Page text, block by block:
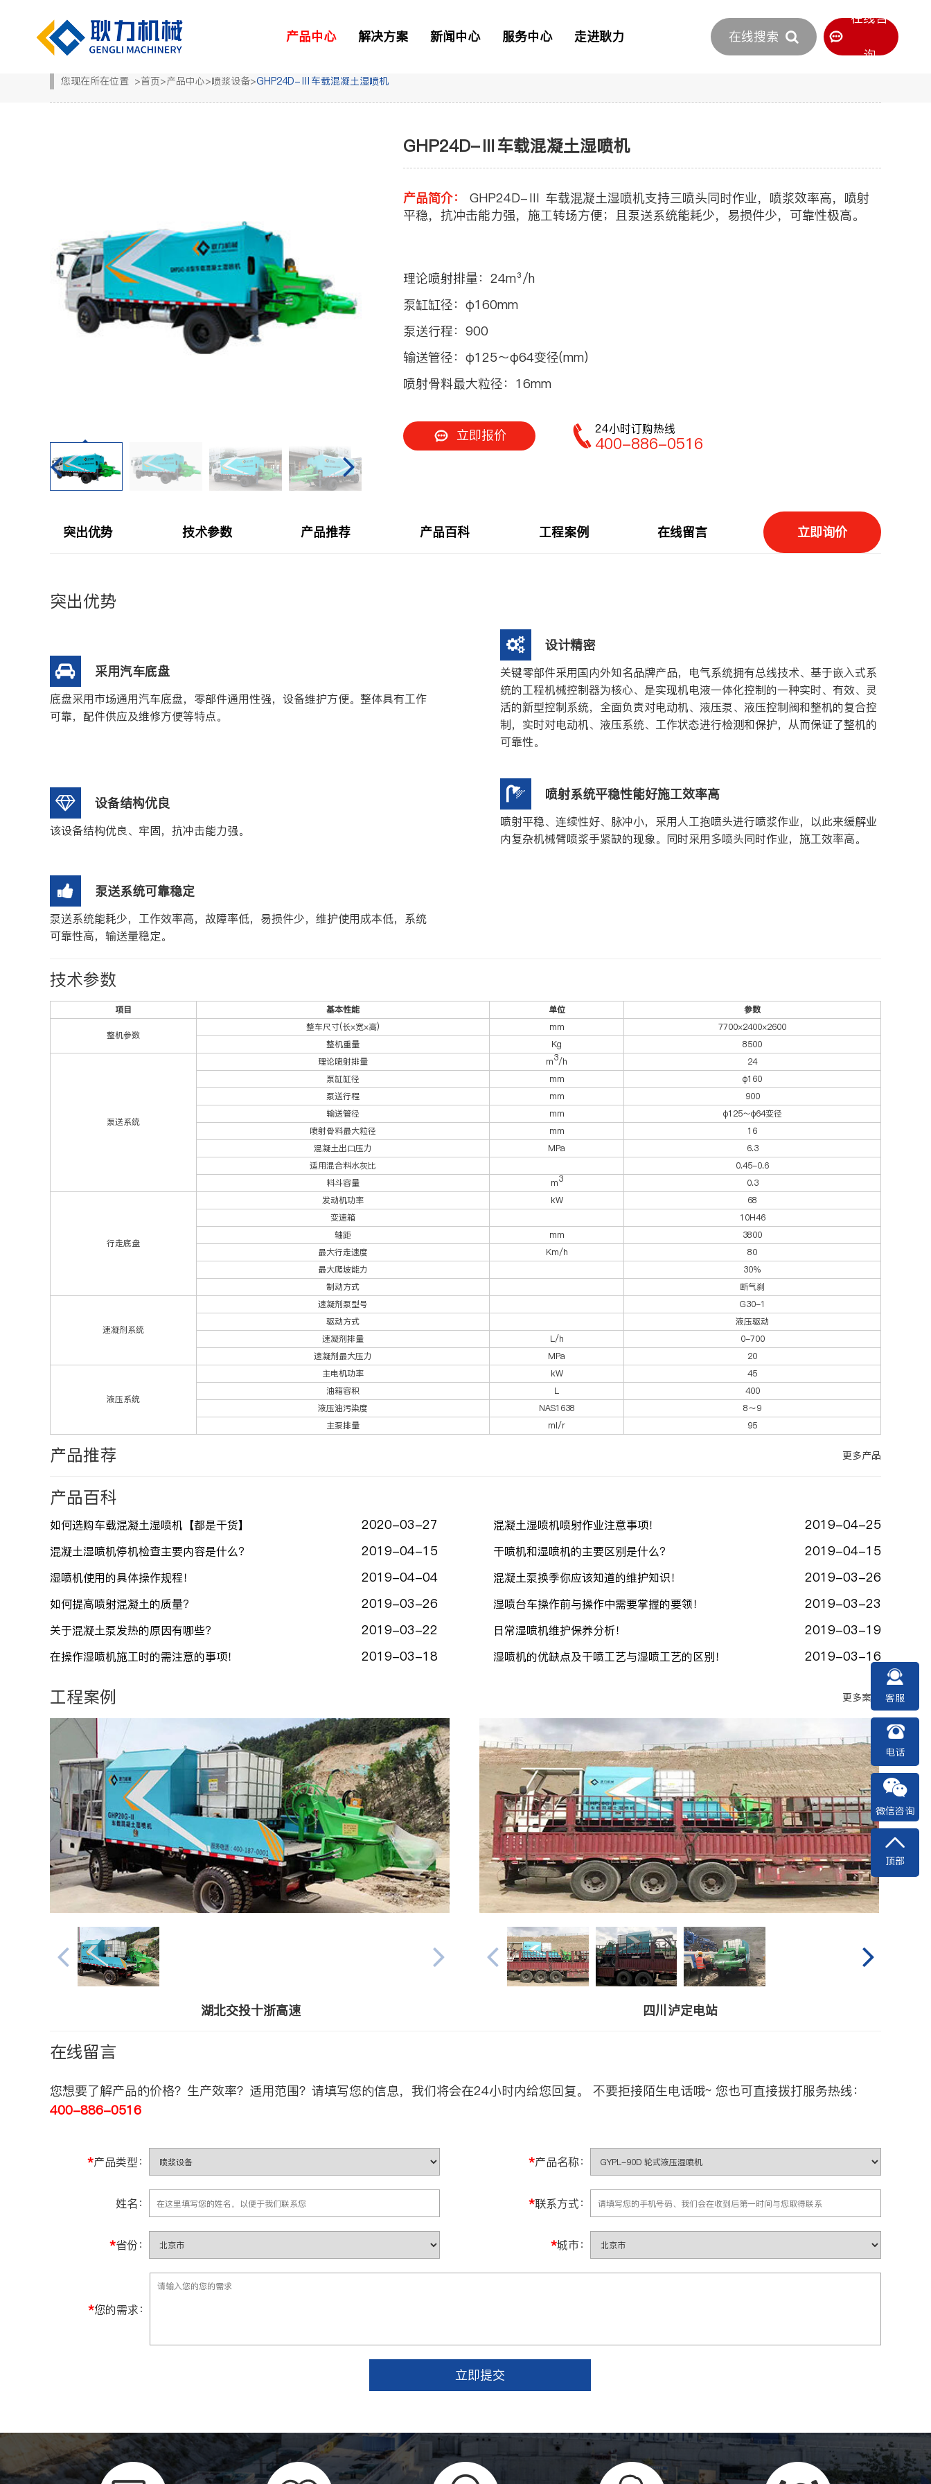
产品中心
UPS-20JTB混凝土喷射车
UPS-15JT矿用混凝土喷射车
SPB9-T 湿式混凝土喷射机
CYTJ76矿用掘进台车
PC/PS转子式混凝土喷射机
JSY-150矿用搅拌机
查看更多
湿喷设备
隧道输送泵
凿岩设备
注浆设备
二衬台车
空气压缩机
隧道风机
400-886-0516
解决方案 新闻中心 服务中心 走进耿力 在线搜索
在线咨
询
您现在所在位置 >首页>产品中心>喷浆设备>GHP24D-Ⅲ车载混凝土湿喷机
GHP24D-Ⅲ车载混凝土湿喷机
产品简介：
平稳，抗冲击能力强，施工转场方便；且泵送系统能耗少，易损件少，可靠性极高。
理论喷射排量： 24m³/h
泵缸缸径： φ160mm
泵送行程： 900
输送管径： φ125～φ64变径(mm)
喷射骨料最大粒径： 16mm
立即报价 24小时订购热线
400-886-0516
突出优势 技术参数 产品推荐 产品百科 工程案例 在线留言 立即询价
突出优势
采用汽车底盘
底盘采用市场通用汽车底盘，零部件通用性强，设备维护方便。整体具有工作
可靠，配件供应及维修方便等特点。
设计精密
关键零部件采用国内外知名品牌产品，电气系统拥有总线技术、基于嵌入式系
统的工程机械控制器为核心、是实现机电液一体化控制的一种实时、有效、灵
活的新型控制系统，全面负责对电动机、液压泵、液压控制阀和整机的复合控
制，实时对电动机、液压系统、工作状态进行检测和保护，从而保证了整机的
可靠性。
设备结构优良
该设备结构优良、牢固，抗冲击能力强。
喷射系统平稳性能好施工效率高
喷射平稳、连续性好、脉冲小，采用人工抱喷头进行喷浆作业，以此来缓解业
内复杂机械臂喷浆手紧缺的现象。同时采用多喷头同时作业，施工效率高。
泵送系统可靠稳定
泵送系统能耗少，工作效率高，故障率低，易损件少，维护使用成本低，系统
可靠性高，输送量稳定。
技术参数
项目 基本性能 单位 参数
整机参数
整车尺寸(长×宽×高) mm
7700×2400×2600
整机重量
Kg 8500
泵送系统
理论喷射排量 m3/h
24
泵缸缸径
mm
φ160
泵送行程
mm
900
输送管径
mm
φ125～φ64变径
喷射骨料最大粒径
mm
16
混凝土出口压力
MPa
6.3
适用混合料水灰比
0.45-0.6
料斗容量
m3 0.3
行走底盘
发动机功率 kW
68
变速箱
10H46
轴距
mm
3800
最大行走速度
Km/h
80
最大爬坡能力
30%
制动方式
断气刹
速凝剂系统
速凝剂泵型号
G30-1
驱动方式
液压驱动
速凝剂排量
L/h
0-700
速凝剂最大压力
MPa 20
液压系统
主电机功率 kW
45
油箱容积
L
400
液压油污染度
NAS1638
8～9
主泵排量
ml/r 95
产品推荐 更多产品
产品百科
如何选购车载混凝土湿喷机【都是干货】 2020-03-27 混凝土湿喷机喷射作业注意事项！ 2019-04-25
混凝土湿喷机停机检查主要内容是什么？ 2019-04-15 干喷机和湿喷机的主要区别是什么？ 2019-04-15
湿喷机使用的具体操作规程！ 2019-04-04 混凝土泵换季你应该知道的维护知识！ 2019-03-26
如何提高喷射混凝土的质量？ 2019-03-26 湿喷台车操作前与操作中需要掌握的要领！ 2019-03-23
关于混凝土泵发热的原因有哪些？ 2019-03-22 日常湿喷机维护保养分析！ 2019-03-19
在操作湿喷机施工时的需注意的事项！ 2019-03-18 湿喷机的优缺点及干喷工艺与湿喷工艺的区别！ 2019-03-16
工程案例 更多案例
湖北交投十浙高速 四川泸定电站
在线留言
您想要了解产品的价格？生产效率？适用范围？请填写您的信息，我们将会在24小时内给您回复。 不要拒接陌生电话哦~ 您也可直接拨打服务热线：
400-886-0516
*产品类型： *产品名称：
姓名： *联系方式：
*省份： *城市：
*您的需求：
立即提交
客服
电话
微信咨询
顶部